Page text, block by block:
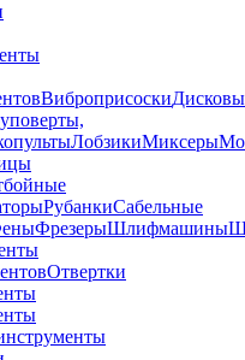
Виброприсоски
ЛобзикиМиксеры
РубанкиСабельные
ФрезерыШлифмашины
Отвертки